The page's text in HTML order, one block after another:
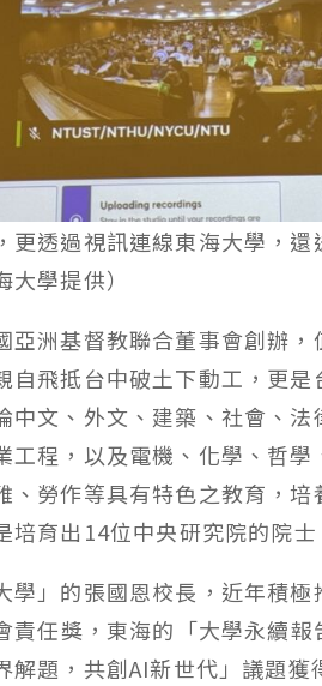
更透過視訊連線東海大學，
學提供）
亞洲基督教聯合董事會創辦
自飛抵台中破土下動工，更
中文、外文、建築、社會、
工程，以及電機、化學、哲
、勞作等具有特色之教育，培
培育出14位中央研究院的院士
學」的張國恩校長，近年積極
責任獎，東海的「大學永續
解題，共創AI新世代」議題